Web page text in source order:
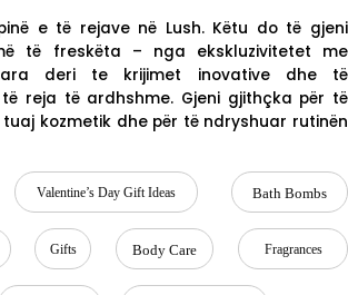
e të rejave në Lush. Këtu do të gjeni
të freskëta – nga ekskluzivitetet me
deri te krijimet inovative dhe të
reja të ardhshme. Gjeni gjithçka për të
kozmetik dhe për të ndryshuar rutinën
Valentine’s Day Gift Ideas Bath Bombs
Gifts Body Care Fragrances